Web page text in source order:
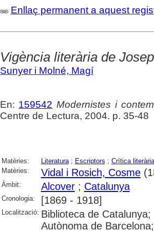
Enllaç permanent a aquest
Vigència literària de
Sunyer i Molné, Magí
En: 159542 Modernistes i
Centre de Lectura, 2004. p. 35-48
Matèries: Literatura; Escriptors ; Crítica literària
Matèries:
Vidal i Rosich, Cosme
Àmbit: Alcover; Catalunya
Cronologia: [1869 - 1918]
Localització: Biblioteca de
Autònoma de